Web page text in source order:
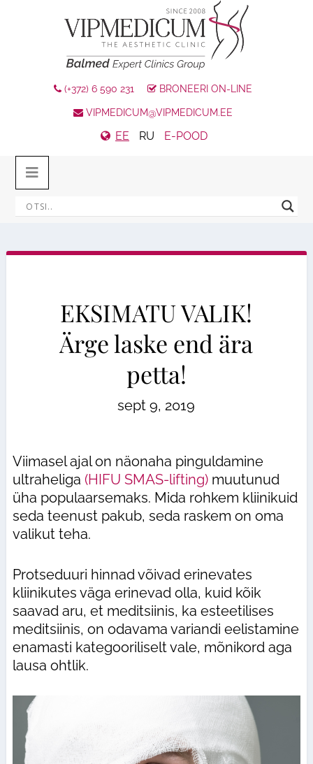
(+372) 6 590 231 BRONEERI ON-LINE
VIPMEDICUM@VIPMEDICUM.EE
EE RU E-POOD
EKSIMATU VALIK!
Ärge laske end ära
petta!
sept 9, 2019
Viimasel ajal on näonaha pinguldamine
ultraheliga (HIFU SMAS-lifting)muutunud
üha populaarsemaks. Mida rohkem kliinikuid
seda teenust pakub, seda raskem on oma
valikut teha.
Protseduuri hinnad võivad erinevates
kliinikutes väga erinevad olla, kuid kõik
saavad aru, et meditsiinis, ka esteetilises
meditsiinis, on odavama variandi eelistamine
enamasti kategooriliselt vale, mõnikord aga
lausa ohtlik.